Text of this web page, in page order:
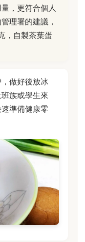
，更符合個人
理署的建議，
，自製茶葉蛋
做好後放冰
族或學生來
準備健康零